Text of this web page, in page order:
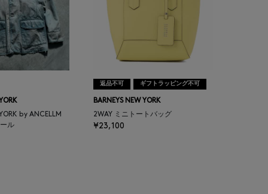
YORK by ANCELLM
ル
返品不可 ギフトラッピング不可
BARNEYS NEW YORK
2WAY ミニトートバッグ
¥23,100